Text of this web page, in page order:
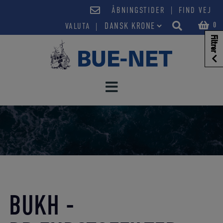
indholdet
ÅBNINGSTIDER |
FIND VEJ
VALUTA
0
BUKH -
Filtrer